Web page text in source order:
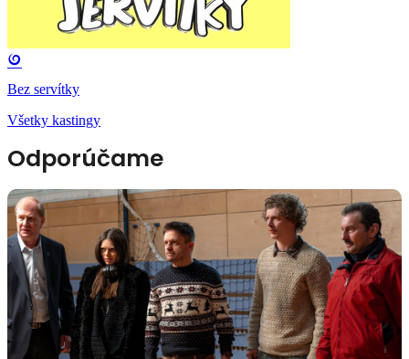
Bez servítky
Všetky kastingy
Odporúčame